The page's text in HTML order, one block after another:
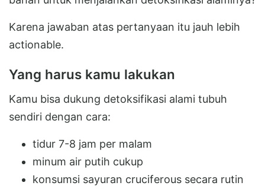
Karena jawaban atas pertanyaan itu jauh lebih
actionable.
Yang harus kamu lakukan
Kamu bisa dukung detoksifikasi alami tubuh
sendiri dengan cara:
tidur 7-8 jam per malam
minum air putih cukup
konsumsi sayuran cruciferous secara rutin